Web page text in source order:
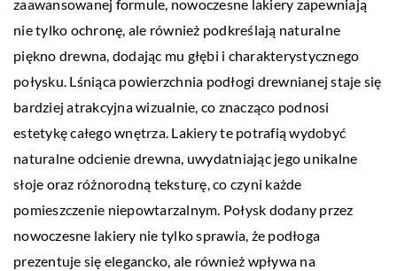
zaawansowanej formule, nowoczesne lakiery zapewniają
nie tylko ochronę, ale również podkreślają naturalne
piękno drewna, dodając mu głębi i charakterystycznego
połysku. Lśniąca powierzchnia podłogi drewnianej staje się
bardziej atrakcyjna wizualnie, co znacząco podnosi
estetykę całego wnętrza. Lakiery te potrafią wydobyć
naturalne odcienie drewna, uwydatniając jego unikalne
słoje oraz różnorodną teksturę, co czyni każde
pomieszczenie niepowtarzalnym. Połysk dodany przez
nowoczesne lakiery nie tylko sprawia, że podłoga
prezentuje się elegancko, ale również wpływa na